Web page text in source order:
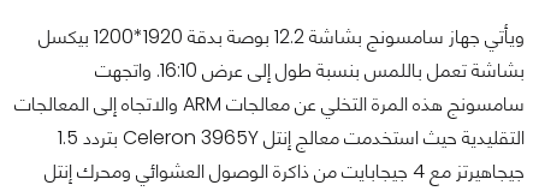
ويأتي جهاز سامسونج بشاشة 12.2 بوصة بدقة 1920*1200 بيكسل
بشاشة تعمل باللمس بنسبة طول إلى عرض 16:10. واتجهت
سامسونج هذه المرة التخلي عن معالجات ARM والاتجاه إلى المعالجات
التقليدية حيث استخدمت معالج إنتل Celeron 3965Y بتردد 1.5
جيجاهيرتز مع 4 جيجابايت من ذاكرة الوصول العشوائي ومحرك إنتل